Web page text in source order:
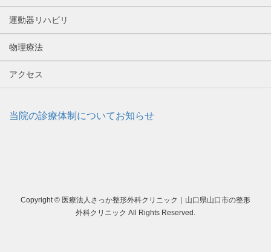
運動器リハビリ
物理療法
アクセス
当院の診療体制についてお知らせ
Copyright © 医療法人さっか整形外科クリニック｜山口県山口市の整形
外科クリニック All Rights Reserved.